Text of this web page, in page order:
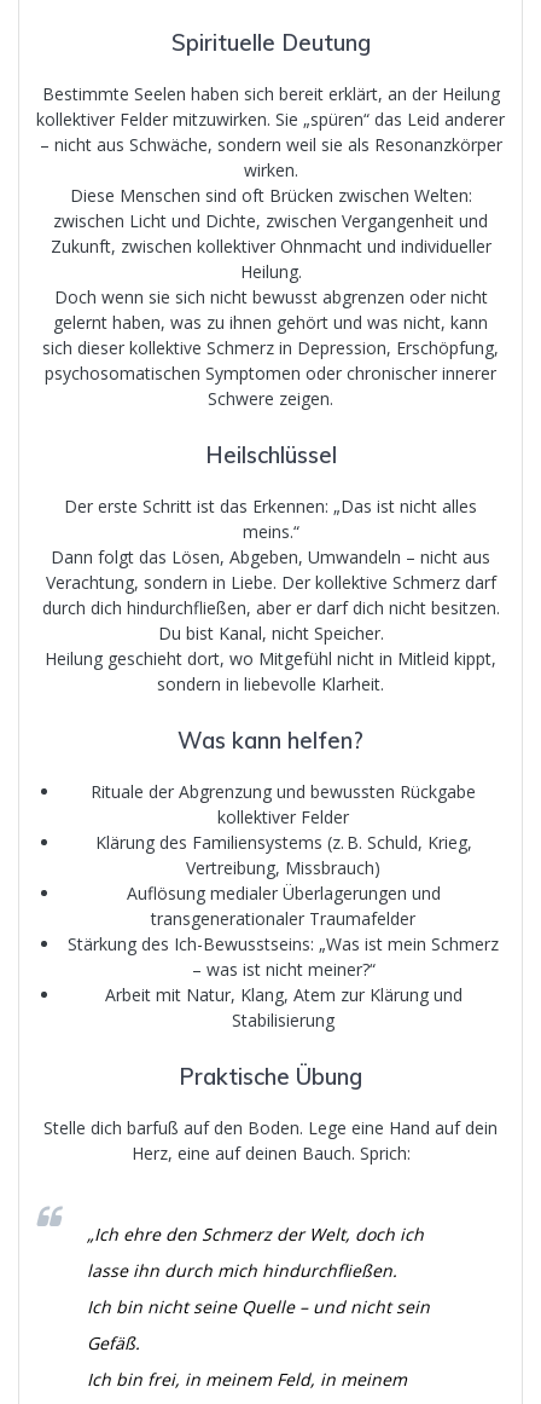
Spirituelle Deutung
Bestimmte Seelen haben sich bereit erklärt, an der Heilung
kollektiver Felder mitzuwirken. Sie „spüren“ das Leid anderer
– nicht aus Schwäche, sondern weil sie als Resonanzkörper
wirken.
Diese Menschen sind oft Brücken zwischen Welten:
zwischen Licht und Dichte, zwischen Vergangenheit und
Zukunft, zwischen kollektiver Ohnmacht und individueller
Heilung.
Doch wenn sie sich nicht bewusst abgrenzen oder nicht
gelernt haben, was zu ihnen gehört und was nicht, kann
sich dieser kollektive Schmerz in Depression, Erschöpfung,
psychosomatischen Symptomen oder chronischer innerer
Schwere zeigen.
Heilschlüssel
Der erste Schritt ist das Erkennen: „Das ist nicht alles
meins.“
Dann folgt das Lösen, Abgeben, Umwandeln – nicht aus
Verachtung, sondern in Liebe. Der kollektive Schmerz darf
durch dich hindurchfließen, aber er darf dich nicht besitzen.
Du bist Kanal, nicht Speicher.
Heilung geschieht dort, wo Mitgefühl nicht in Mitleid kippt,
sondern in liebevolle Klarheit.
Was kann helfen?
Rituale der Abgrenzung und bewussten Rückgabe
kollektiver Felder
Klärung des Familiensystems (z. B. Schuld, Krieg,
Vertreibung, Missbrauch)
Auflösung medialer Überlagerungen und
transgenerationaler Traumafelder
Stärkung des Ich-Bewusstseins: „Was ist mein Schmerz
– was ist nicht meiner?“
Arbeit mit Natur, Klang, Atem zur Klärung und
Stabilisierung
Praktische Übung
Stelle dich barfuß auf den Boden. Lege eine Hand auf dein
Herz, eine auf deinen Bauch. Sprich:
„Ich ehre den Schmerz der Welt, doch ich
lasse ihn durch mich hindurchfließen.
Ich bin nicht seine Quelle – und nicht sein
Gefäß.
Ich bin frei, in meinem Feld, in meinem